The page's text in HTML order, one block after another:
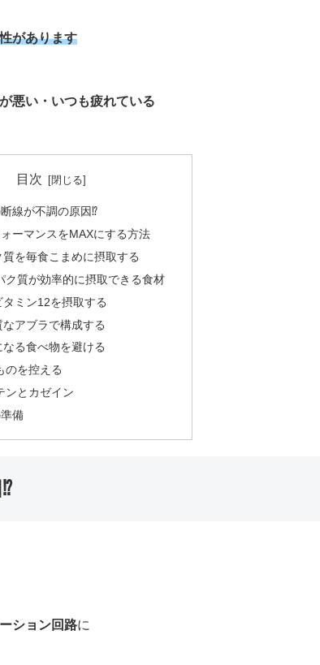
があります
悪い・ いつも疲れている
目次
線が不調の原因⁉
ーマンスをMAXにする方法
質を毎食こまめに摂取する
ク質が効率的に摂取できる食材
ミン12を摂取する
なアブラで構成する
なる食べ物を避ける
のを控える
ンとカゼイン
備
ション回路に